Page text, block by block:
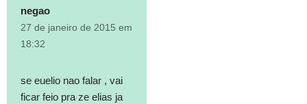
negao
27 de janeiro de 2015 em
18:32
se euelio nao falar , vai
ficar feio pra ze elias ja